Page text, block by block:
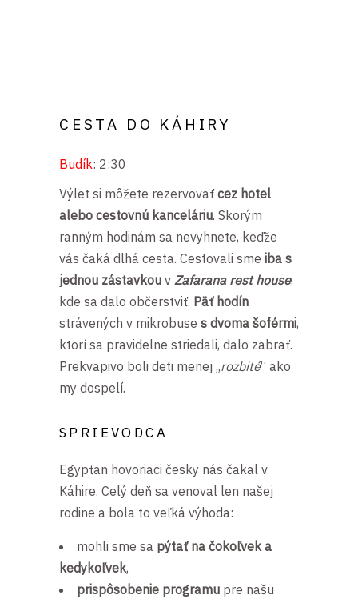
CESTA DO KÁHIRY
Budík: 2:30
Výlet si môžete rezervovaťcez hotel
alebo cestovnú kanceláriu. Skorým
ranným hodinám sa nevyhnete, keďže
vás čaká dlhá cesta. Cestovali sme iba s
jednou zástavkou v Zafarana rest house,
kde sa dalo občerstviť. Päť hodín
strávených v mikrobuse s dvoma šoférmi,
ktorí sa pravidelne striedali, dalo zabrať.
Prekvapivo boli deti menej ,,rozbité“ ako
my dospelí.
SPRIEVODCA
Egypťan hovoriaci česky nás čakal v
Káhire. Celý deň sa venoval len našej
rodine a bola to veľká výhoda:
mohli sme sa pýtať na čokoľvek a
kedykoľvek,
prispôsobenie programu pre našu